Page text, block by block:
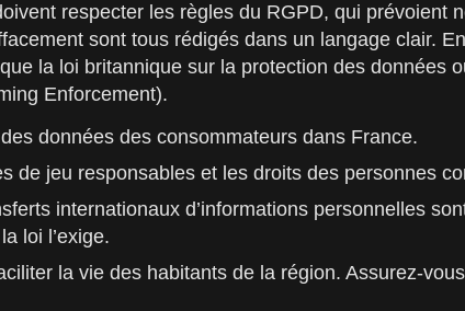
respecter les règles du RGPD, qui prévoient
sont tous rédigés dans un langage clair.
la loi britannique sur la protection des données
Enforcement).
données des consommateurs dans France.
de jeu responsables et les droits des personnes
internationaux d’informations personnelles
loi l’exige.
la vie des habitants de la région. Assurez-